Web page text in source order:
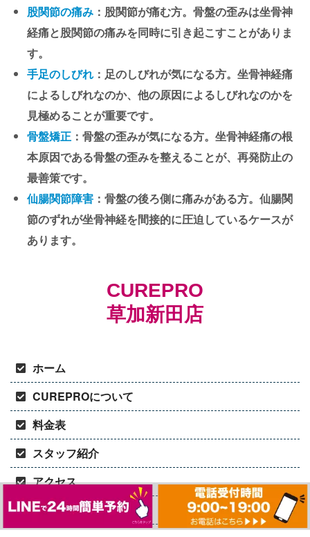
股関節の痛み ：股関節が痛む方。骨盤の歪みは坐骨神
経痛と股関節の痛みを同時に引き起こすことがありま
す。
手足のしびれ ：足のしびれが気になる方。坐骨神経痛
によるしびれなのか、他の原因によるしびれなのかを
見極めることが重要です。
骨盤矯正 ：骨盤の歪みが気になる方。坐骨神経痛の根
本原因である骨盤の歪みを整えることが、再発防止の
最善策です。
仙腸関節障害 ：骨盤の後ろ側に痛みがある方。仙腸関
節のずれが坐骨神経を間接的に圧迫しているケースが
あります。
CUREPRO
草加新田店
ホーム
CUREPROについて
料金表
スタッフ紹介
アクセス
お問い合わせ